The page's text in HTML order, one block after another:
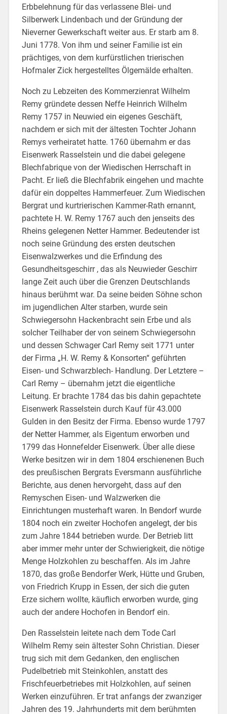
Erbbelehnung für das verlassene Blei- und
Silberwerk Lindenbach und der Gründung der
Nieverner Gewerkschaft weiter aus. Er starb am 8.
Juni 1778. Von ihm und seiner Familie ist ein
prächtiges, von dem kurfürstlichen trierischen
Hofmaler Zick hergestelltes Ölgemälde erhalten.
Noch zu Lebzeiten des Kommerzienrat Wilhelm
Remy gründete dessen Neffe Heinrich Wilhelm
Remy 1757 in Neuwied ein eigenes Geschäft,
nachdem er sich mit der ältesten Tochter Johann
Remys verheiratet hatte. 1760 übernahm er das
Eisenwerk Rasselstein und die dabei gelegene
Blechfabrique von der Wiedischen Herrschaft in
Pacht. Er ließ die Blechfabrik eingehen und machte
dafür ein doppeltes Hammerfeuer. Zum Wiedischen
Bergrat und kurtrierischen Kammer-Rath ernannt,
pachtete H. W. Remy 1767 auch den jenseits des
Rheins gelegenen Netter Hammer. Bedeutender ist
noch seine Gründung des ersten deutschen
Eisenwalzwerkes und die Erfindung des
Gesundheitsgeschirr , das als Neuwieder Geschirr
lange Zeit auch über die Grenzen Deutschlands
hinaus berühmt war. Da seine beiden Söhne schon
im jugendlichen Alter starben, wurde sein
Schwiegersohn Hackenbracht sein Erbe und als
solcher Teilhaber der von seinem Schwiegersohn
und dessen Schwager Carl Remy seit 1771 unter
der Firma „H. W. Remy & Konsorten“ geführten
Eisen- und Schwarzblech- Handlung. Der Letztere –
Carl Remy – übernahm jetzt die eigentliche
Leitung. Er brachte 1784 das bis dahin gepachtete
Eisenwerk Rasselstein durch Kauf für 43.000
Gulden in den Besitz der Firma. Ebenso wurde 1797
der Netter Hammer, als Eigentum erworben und
1799 das Honnefelder Eisenwerk. Über alle diese
Werke besitzen wir in dem 1804 erschienenen Buch
des preußischen Bergrats Eversmann ausführliche
Berichte, aus denen hervorgeht, dass auf den
Remyschen Eisen- und Walzwerken die
Einrichtungen musterhaft waren. In Bendorf wurde
1804 noch ein zweiter Hochofen angelegt, der bis
zum Jahre 1844 betrieben wurde. Der Betrieb litt
aber immer mehr unter der Schwierigkeit, die nötige
Menge Holzkohlen zu beschaffen. Als im Jahre
1870, das große Bendorfer Werk, Hütte und Gruben,
von Friedrich Krupp in Essen, der sich die guten
Erze sichern wollte, käuflich erworben wurde, ging
auch der andere Hochofen in Bendorf ein.
Den Rasselstein leitete nach dem Tode Carl
Wilhelm Remy sein ältester Sohn Christian. Dieser
trug sich mit dem Gedanken, den englischen
Pudelbetrieb mit Steinkohlen, anstatt des
Frischfeuerbetriebes mit Holzkohlen, auf seinen
Werken einzuführen. Er trat anfangs der zwanziger
Jahren des 19. Jahrhunderts mit dem berühmten